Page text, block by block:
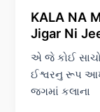
KALA NA
Jigar Ni
એ જે કોઈ સાચો
ઈશ્વરનુ રૂપ
જગમાં કલાના